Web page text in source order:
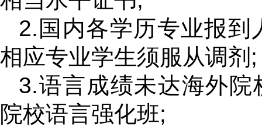
2.国内各学历专业报
相应专业学生须服从调剂;
3.语言成绩未达海外
院校语言强化班;